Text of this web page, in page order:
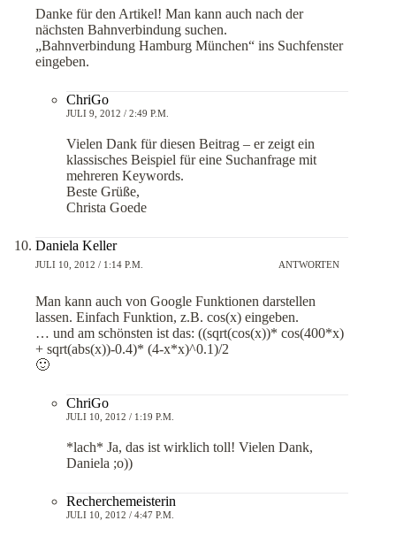
Danke für den Artikel! Man kann auch nach der
nächsten Bahnverbindung suchen.
„Bahnverbindung Hamburg München“ ins Suchfenster
eingeben.
ChriGo
JULI 9, 2012 / 2:49 P.M.
Vielen Dank für diesen Beitrag – er zeigt ein
klassisches Beispiel für eine Suchanfrage mit
mehreren Keywords.
Beste Grüße,
Christa Goede
Daniela Keller
JULI 10, 2012 / 1:14 P.M. ANTWORTEN
Man kann auch von Google Funktionen darstellen
lassen. Einfach Funktion, z.B. cos(x) eingeben.
… und am schönsten ist das: ((sqrt(cos(x))* cos(400*x)
+ sqrt(abs(x))-0.4)* (4-x*x)^0.1)/2
🙂
ChriGo
JULI 10, 2012 / 1:19 P.M.
*lach* Ja, das ist wirklich toll! Vielen Dank,
Daniela ;o))
Recherchemeisterin
JULI 10, 2012 / 4:47 P.M.